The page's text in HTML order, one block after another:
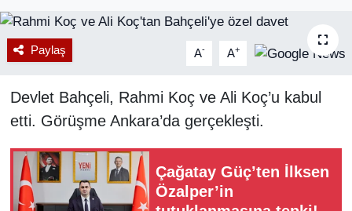
Paylaş A- A+
Devlet Bahçeli, Rahmi Koç ve Ali Koç’u kabul
etti. Görüşme Ankara’da gerçekleşti.
Çağatay Güç’ten İlksen
Özalper’in
ASAYİŞ
RESMİ REKLAM
Haber Arşivi